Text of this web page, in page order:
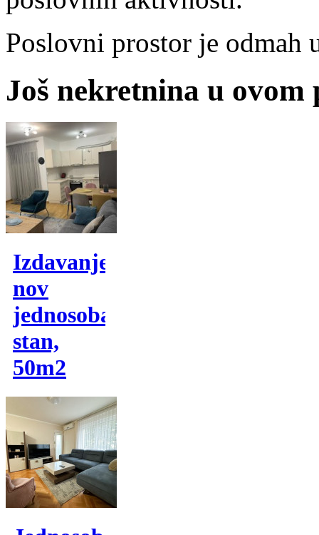
Poslovni prostor je odmah
Još nekretnina u ovom
Izdavanje,
nov
jednosoban
stan,
50m2